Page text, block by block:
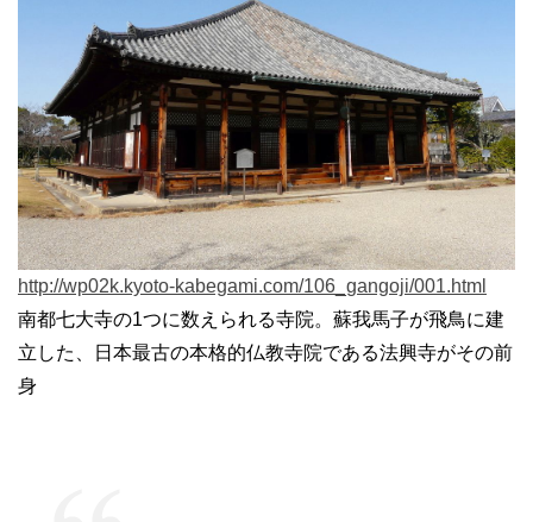
http://wp02k.kyoto-kabegami.com/106_gangoji/001.html
南都七大寺の1つに数えられる寺院。蘇我馬子が飛鳥に建
立した、日本最古の本格的仏教寺院である法興寺がその前
身